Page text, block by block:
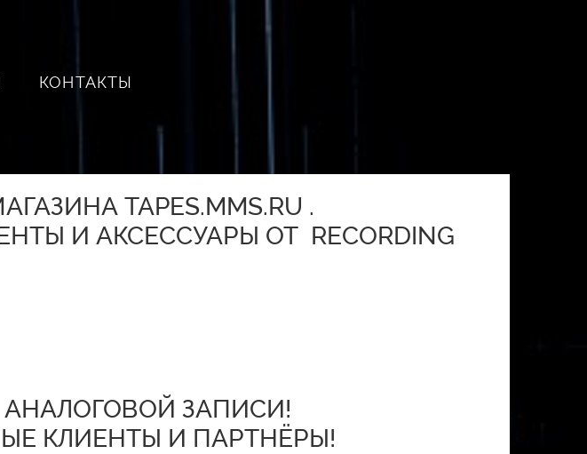
КОНТАКТЫ
TAPES.MMS.RU .
И АКСЕССУАРЫ ОТ RECORDING
ЗАПИСИ!
КЛИЕНТЫ И ПАРТНЁРЫ!